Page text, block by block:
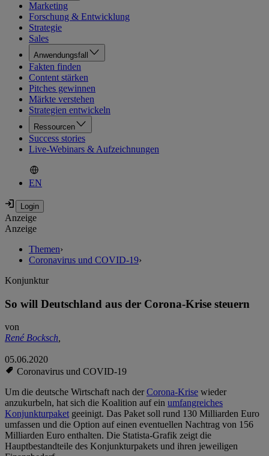
Marketing
Forschung & Entwicklung
Strategie
Sales
Anwendungsfall
Fakten finden
Content stärken
Pitches gewinnen
Märkte verstehen
Strategien entwickeln
Ressourcen
Success stories
Live-Webinars & Aufzeichnungen
EN
Anzeige
Anzeige
Themen›
Coronavirus und COVID-19›
Konjunktur
So will Deutschland aus der Corona-Krise steuern
von
René Bocksch,
05.06.2020
Coronavirus und COVID-19
Um die deutsche Wirtschaft nach derCorona-Krise wieder
anzukurbeln, hat sich die Koalition auf ein umfangreiches
Konjunkturpaketgeeinigt. Das Paket soll rund 130 Milliarden Euro
umfassen und die Option auf einen eventuellen Nachtrag von 156
Milliarden Euro enthalten. Die Statista-Grafik zeigt die
Hauptbestandteile des Konjunkturpakets und ihren jeweiligen